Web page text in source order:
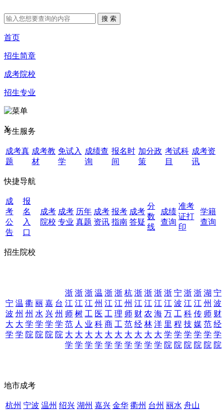
首页
招生简章
成考院校
招生专业
X
考生服务
成考真
题
成考教
材
免试入
学
成绩查
询
报名时
间
加分政
策
考试科
目
成考资
讯
快捷导航
成
考
公
告
报
名
入
口
成考
院校
成考
专业
历年
真题
成考
资讯
报考
指南
成考
答疑
分
数
线
成绩
查询
准考
证打
印
学籍
查询
招生院校
宁
波
大
学
温
州
大
学
衢
州
学
院
丽
水
学
院
嘉
兴
学
院
台
州
学
院
浙
江
师
范
大
学
浙
江
树
人
大
学
浙
江
工
业
大
学
温
州
医
科
大
学
浙
江
工
商
大
学
浙
江
理
工
大
学
杭
州
师
范
大
学
浙
江
财
经
大
学
浙
江
农
林
大
学
浙
江
海
洋
大
学
浙
江
万
里
学
院
宁
波
工
程
学
院
浙
江
科
技
学
院
浙
江
传
媒
学
院
湖
州
师
范
学
院
宁
波
财
经
学
院
地市成考
杭州 宁波 温州 绍兴 湖州 嘉兴 金华 衢州 台州 丽水 舟山